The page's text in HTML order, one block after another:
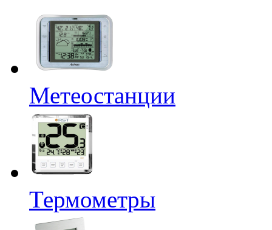
Метеостанции
Термометры